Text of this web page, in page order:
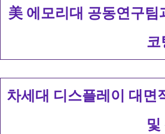
美 에모리대 공동연구
코
차세대 디스플레이 대
및